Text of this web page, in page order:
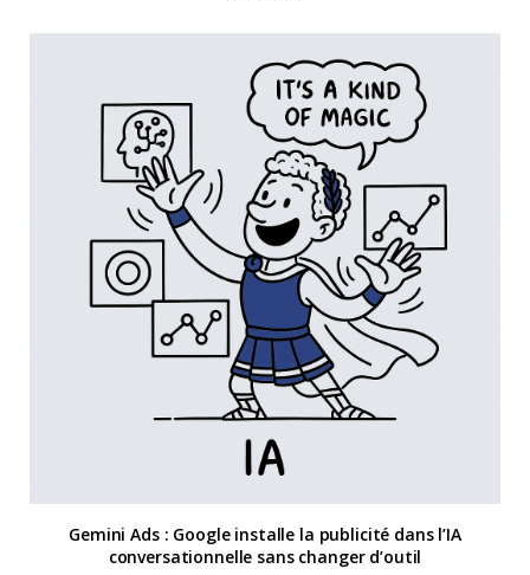
Gemini Ads : Google installe la publicité dans l’IA
conversationnelle sans changer d’outil